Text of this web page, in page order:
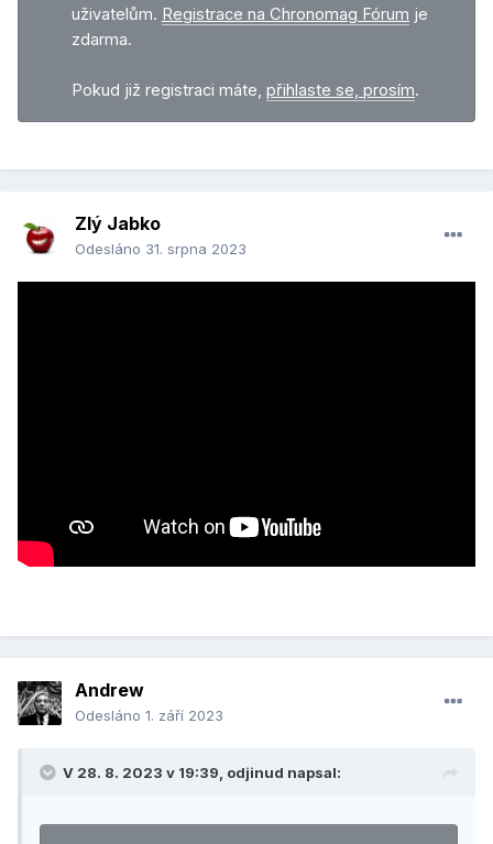
uživatelům. Registrace na Chronomag Fórum je
zdarma.
Pokud již registraci máte, přihlaste se, prosím.
Zlý Jabko
Odesláno 31. srpna 2023
Andrew
Odesláno 1. září 2023
V 28. 8. 2023 v 19:39, odjinud napsal: